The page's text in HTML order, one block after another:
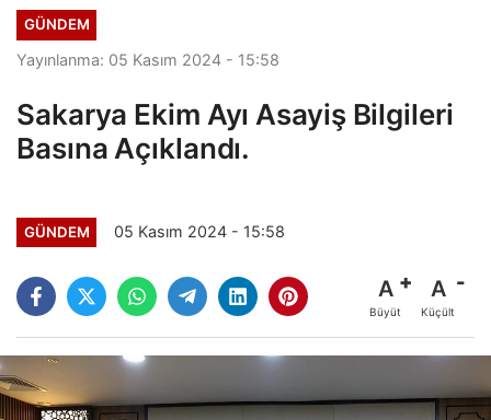
GÜNDEM
Yayınlanma: 05 Kasım 2024 - 15:58
Sakarya Ekim Ayı Asayiş Bilgileri
Basına Açıklandı.
GÜNDEM 05 Kasım 2024 - 15:58
A
Büyüt
A
Küçült